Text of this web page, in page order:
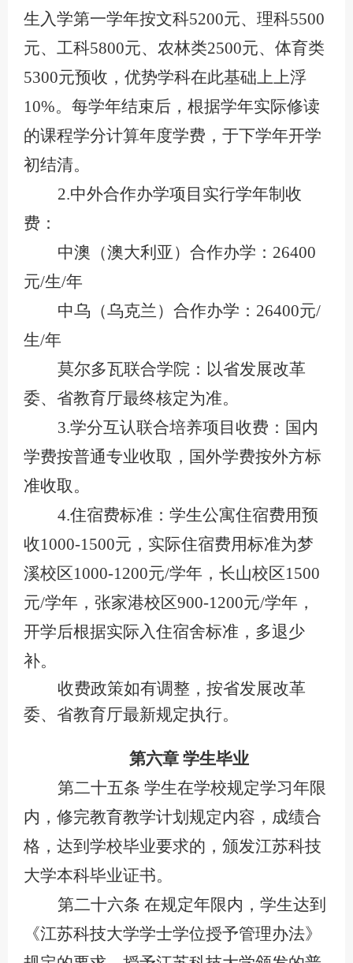
生入学第一学年按文科5200元、理科5500
元、工科5800元、农林类2500元、体育类
5300元预收，优势学科在此基础上上浮
10%。每学年结束后，根据学年实际修读
的课程学分计算年度学费，于下学年开学
初结清。
2.中外合作办学项目实行学年制收
费：
中澳（澳大利亚）合作办学： 26400
元/生/年
中乌（乌克兰）合作办学： 26400元/
生/年
莫尔多瓦联合学院：以省发展改革
委、省教育厅最终核定为准。
3.学分互认联合培养项目收费：国内
学费按普通专业收取，国外学费按外方标
准收取。
4.住宿费标准：学生公寓住宿费用预
收1000-1500元 ，实际住宿费用标准为梦
溪校区1000-1200元/学年，长山校区1500
元/学年， 张家港校区900-1200元/学年 ，
开学后根据实际入住宿舍标准，多退少
补。
收费政策如有调整， 按省发展改革
委、省教育厅最新规定执行。
第六章 学生毕业
第二十五条 学生在学校规定学习年限
内， 修完教育教学计划规定内容，成绩合
格，达到学校毕业要求的 ，颁发江苏科技
大学本科毕业证书。
第二十六条 在规定年限内，学生达到
《江苏科技大学学士学位授予管理办法》